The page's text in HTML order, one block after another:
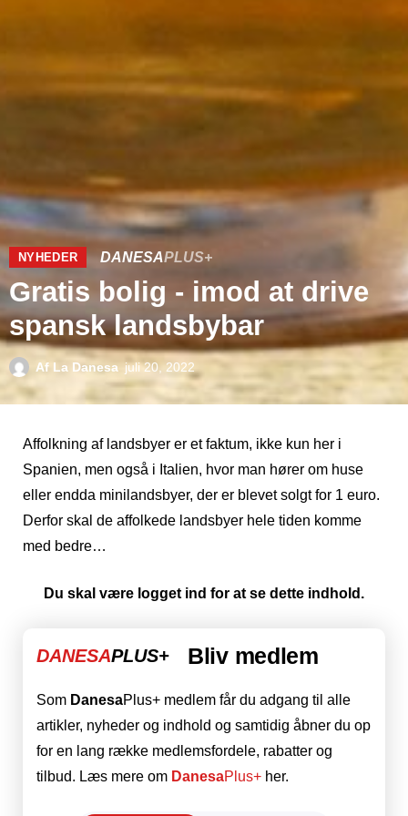
NYHEDER DANESAPLUS+
Gratis bolig - imod at drive
spansk landsbybar
Af La Danesa juli 20, 2022
Affolkning af landsbyer er et faktum, ikke kun her i
Spanien, men også i Italien, hvor man hører om huse
eller endda minilandsbyer, der er blevet solgt for 1 euro.
Derfor skal de affolkede landsbyer hele tiden komme
med bedre…
Du skal være logget ind for at se dette indhold.
DANESAPLUS+ Bliv medlem
Som DanesaPlus+ medlem får du adgang til alle
artikler, nyheder og indhold og samtidig åbner du op
for en lang række medlemsfordele, rabatter og
tilbud. Læs mere om DanesaPlus+ her.